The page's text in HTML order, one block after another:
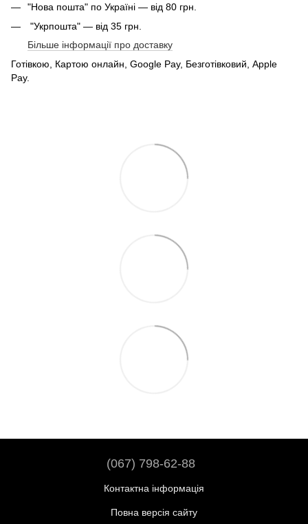
"Нова пошта" по Україні — від 80 грн.
"Укрпошта" — від 35 грн.
Більше інформації про доставку
Готівкою, Картою онлайн, Google Pay, Безготівковий, Apple
Pay.
(067) 798-62-88
Контактна інформація
Повна версія сайту